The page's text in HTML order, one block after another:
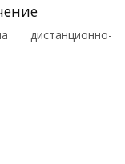
дистанционно-